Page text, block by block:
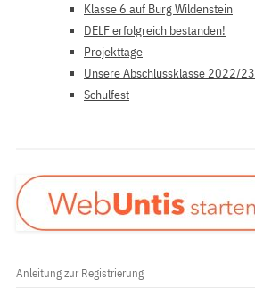
Klasse 6 auf Burg Wildenstein
DELF erfolgreich bestanden!
Projekttage
Unsere Abschlussklasse 2022/23
Schulfest
Anleitung zur Registrierung